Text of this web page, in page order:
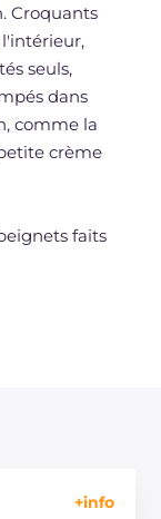
Croquants
seuls,
dans
comme la
crème
faits